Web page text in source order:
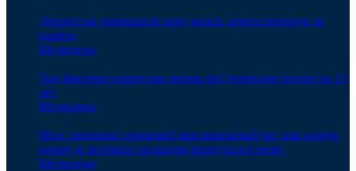
Депрессия уменьшила зону мозга, ответственную за
память
Медицина
Три фактора сократили жизнь без деменции почти на 13
лет
Медицина
Мозг запомнил прежний максимальный вес как новую
норму и заставил организм вернуться к нему
Медицина